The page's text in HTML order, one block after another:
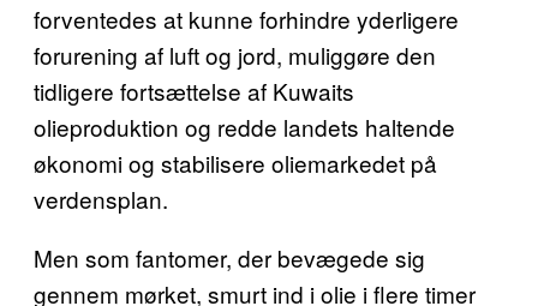
forventedes at kunne forhindre yderligere
forurening af luft og jord, muliggøre den
tidligere fortsættelse af Kuwaits
olieproduktion og redde landets haltende
økonomi og stabilisere oliemarkedet på
verdensplan.
Men som fantomer, der bevægede sig
gennem mørket, smurt ind i olie i flere timer